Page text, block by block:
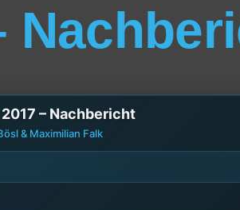
– Nachbericht
& Maximilian Falk